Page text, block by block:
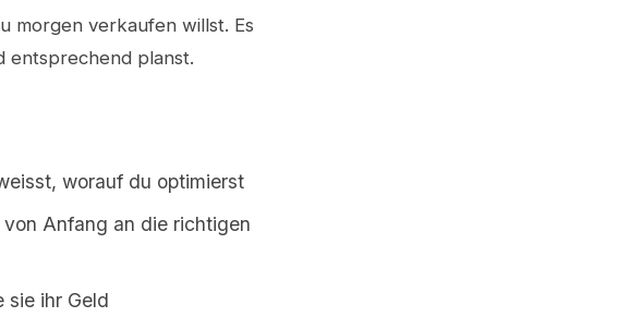
morgen verkaufen willst. Es
entsprechend planst.
worauf du optimierst
von Anfang an die richtigen
sie ihr Geld